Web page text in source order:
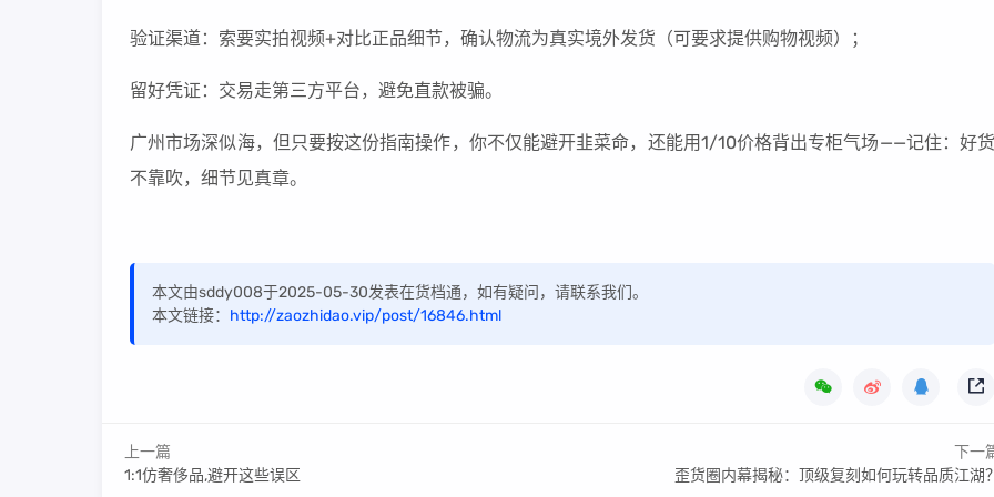
验证渠道：索要实拍视频+对比正品细节，确认物流为真实境外发货（可要求提供购物视频）；
留好凭证：交易走第三方平台，避免直款被骗。
广州市场深似海，但只要按这份指南操作，你不仅能避开韭菜命，还能用1/10价格背出专柜气场——记住：好货
不靠吹，细节见真章。
本文由sddy008于2025-05-30发表在货档通，如有疑问，请联系我们。
本文链接： http://zaozhidao.vip/post/16846.html
上一篇
1:1仿奢侈品,避开这些误区
下一
歪货圈内幕揭秘：顶级复刻如何玩转品质江湖？